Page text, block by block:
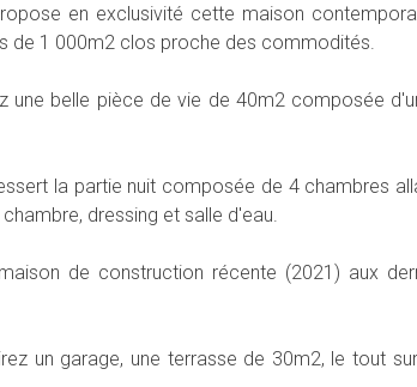
en exclusivité cette maison
de 1 000m2 clos proche des commodités.
une belle pièce de vie de 40m2 composée
la partie nuit composée de 4 chambres
dressing et salle d'eau.
de construction récente (2021) aux
un garage, une terrasse de 30m2, le tout